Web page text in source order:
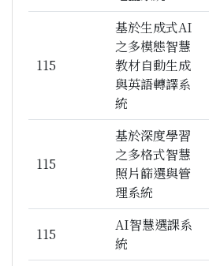
115
基於生成式AI
之多模態智慧
教材自動生成
與英語轉譯系
統
115
基於深度學習
之多格式智慧
照片篩選與管
理系統
115
AI智慧選課系
統